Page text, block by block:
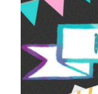
Food-
und
Travelblog